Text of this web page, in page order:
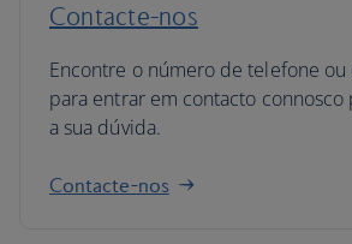
Contacte-nos
Encontre o número de telefone
para entrar em contacto connosco
a sua dúvida.
Contacte-nos